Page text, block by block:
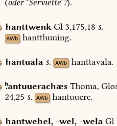
(oder‘Serviette’?).
hanttwenk Gl 3,175,18 s.
AWb hantthuuing.
hantuala s. AWb hanttavala.
antuuerachæs Thoma,
24,25 s. AWb hantuuerc.
hantwehel, -wel, -wela Gl